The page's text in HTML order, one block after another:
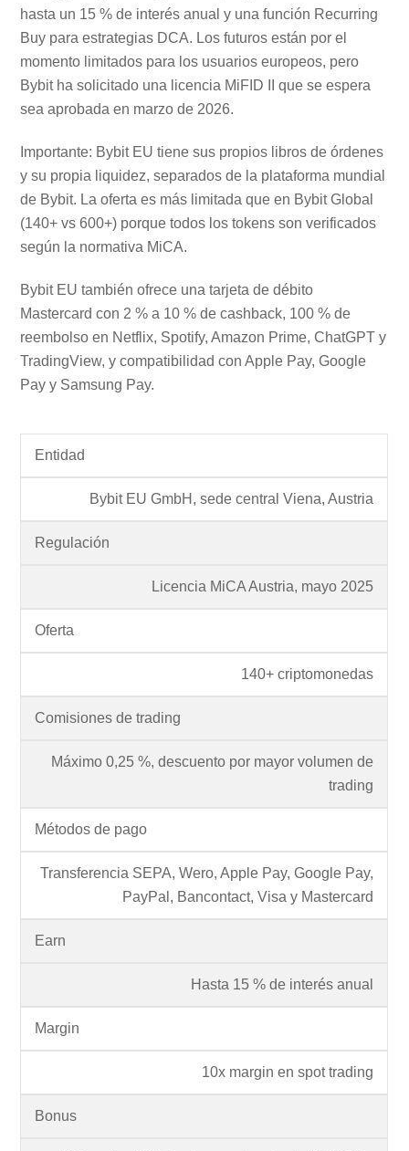
hasta un 15 % de interés anual y una función Recurring
Buy para estrategias DCA. Los futuros están por el
momento limitados para los usuarios europeos, pero
Bybit ha solicitado una licencia MiFID II que se espera
sea aprobada en marzo de 2026.
Importante: Bybit EU tiene sus propios libros de órdenes
y su propia liquidez, separados de la plataforma mundial
de Bybit. La oferta es más limitada que en Bybit Global
(140+ vs 600+) porque todos los tokens son verificados
según la normativa MiCA.
Bybit EU también ofrece una tarjeta de débito
Mastercard con 2 % a 10 % de cashback, 100 % de
reembolso en Netflix, Spotify, Amazon Prime, ChatGPT y
TradingView, y compatibilidad con Apple Pay, Google
Pay y Samsung Pay.
Entidad
Bybit EU GmbH, sede central Viena, Austria
Regulación
Licencia MiCA Austria, mayo 2025
Oferta
140+ criptomonedas
Comisiones de trading
Máximo 0,25 %, descuento por mayor volumen de
trading
Métodos de pago
Transferencia SEPA, Wero, Apple Pay, Google Pay,
PayPal, Bancontact, Visa y Mastercard
Earn
Hasta 15 % de interés anual
Margin
10x margin en spot trading
Bonus